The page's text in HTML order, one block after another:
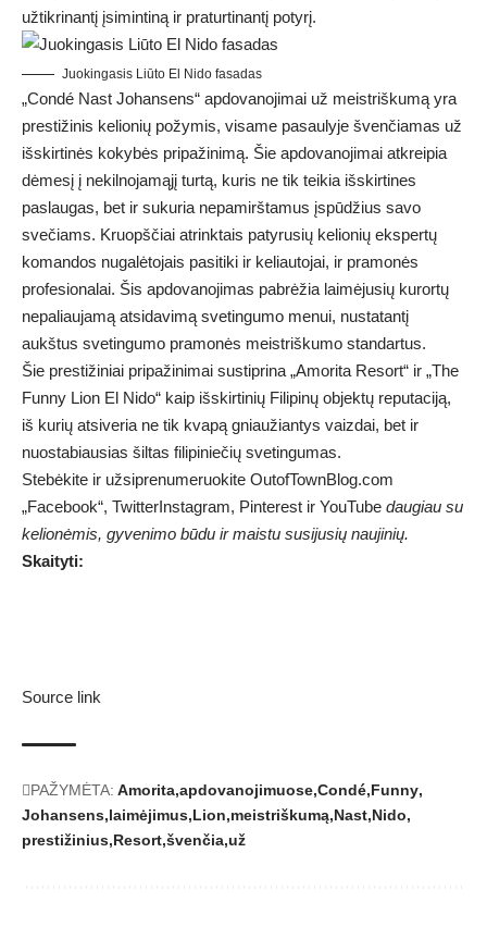
užtikrinantį įsimintiną ir praturtinantį potyrį.
Juokingasis Liūto El Nido fasadas
„Condé Nast Johansens“ apdovanojimai už meistriškumą yra
prestižinis kelionių požymis, visame pasaulyje švenčiamas už
išskirtinės kokybės pripažinimą. Šie apdovanojimai atkreipia
dėmesį į nekilnojamąjį turtą, kuris ne tik teikia išskirtines
paslaugas, bet ir sukuria nepamirštamus įspūdžius savo
svečiams. Kruopščiai atrinktais patyrusių kelionių ekspertų
komandos nugalėtojais pasitiki ir keliautojai, ir pramonės
profesionalai. Šis apdovanojimas pabrėžia laimėjusių kurortų
nepaliaujamą atsidavimą svetingumo menui, nustatantį
aukštus svetingumo pramonės meistriškumo standartus.
Šie prestižiniai pripažinimai sustiprina „Amorita Resort“ ir „The
Funny Lion El Nido“ kaip išskirtinių Filipinų objektų reputaciją,
iš kurių atsiveria ne tik kvapą gniaužiantys vaizdai, bet ir
nuostabiausias šiltas filipiniečių svetingumas.
Stebėkite ir užsiprenumeruokite OutofTownBlog.com
„Facebook“, TwitterInstagram, Pinterest ir YouTube daugiau su
kelionėmis, gyvenimo būdu ir maistu susijusių naujinių.
Skaityti:
Source link
PAŽYMĖTA: Amorita apdovanojimuose Condé Funny
Johansens laimėjimus Lion meistriškumą Nast Nido
prestižinius Resort švenčia už